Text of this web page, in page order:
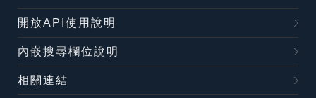
開放API使用說明
內嵌搜尋欄位說明
相關連結